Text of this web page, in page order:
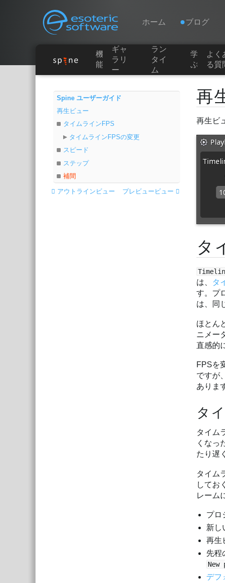
Esoteric Software
Navigation
ホーム ブログ
お問い合わせ
機
能
ギャ
ラリ
ー
ラン
タイ
ム
学
ぶ
よく
る質
Main Content
Spine ユーザーガイド
再生ビュー
タイムラインFPS
タイムラインFPSの変更
スピード
ステップ
補間
プレビュービュー
アウトラインビュー
再
再生ビ
タ
は、 タ
す。プ
は、同
ほとん
ニメー
直感的
FPSを
ですが
ありま
タ
タイム
くなっ
たり遅
タイム
してお
レーム
プロ
新し
再生
先程
New
デフ